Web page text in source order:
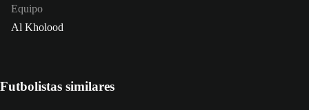
Equipo
Al Kholood
Futbolistas similares